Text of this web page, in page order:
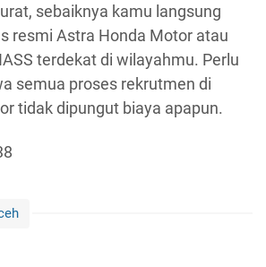
sebaiknya kamu langsung
resmi Astra Honda Motor atau
terdekat di wilayahmu. Perlu
semua proses rekrutmen di
tidak dipungut biaya apapun.